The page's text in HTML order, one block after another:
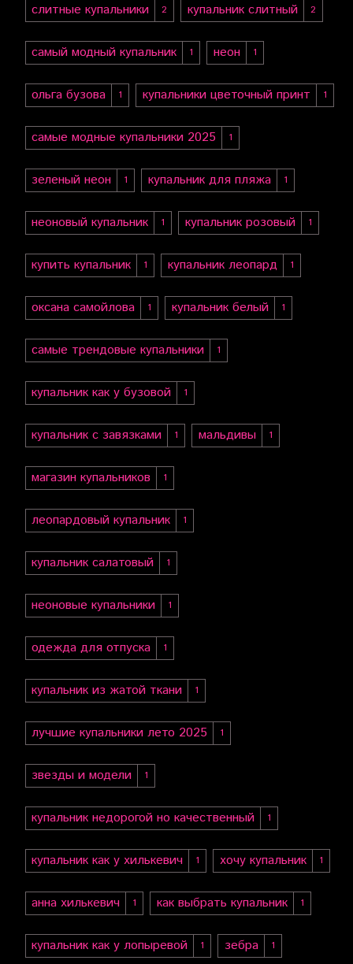
слитные купальники 2 купальник слитный 2
самый модный купальник 1 неон 1
ольга бузова 1 купальники цветочный принт 1
самые модные купальники 2025 1
зеленый неон 1 купальник для пляжа 1
неоновый купальник 1 купальник розовый 1
купить купальник 1 купальник леопард 1
оксана самойлова 1 купальник белый 1
самые трендовые купальники 1
купальник как у бузовой 1
купальник с завязками 1 мальдивы 1
магазин купальников 1
леопардовый купальник 1
купальник салатовый 1
неоновые купальники 1
одежда для отпуска 1
купальник из жатой ткани 1
лучшие купальники лето 2025 1
звезды и модели 1
купальник недорогой но качественный 1
купальник как у хилькевич 1 хочу купальник 1
анна хилькевич 1 как выбрать купальник 1
купальник как у лопыревой 1 зебра 1